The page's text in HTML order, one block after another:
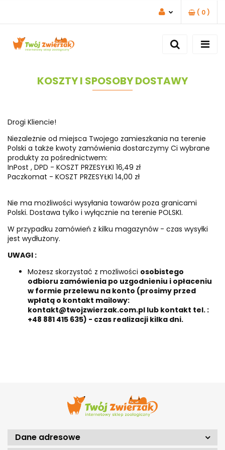
ZALOGUJ SIĘ
( 0 )
KOSZTY I SPOSOBY DOSTAWY
Drogi Kliencie!
Niezależnie od miejsca Twojego zamieszkania na terenie
Polski a także kwoty zamówienia dostarczymy Ci wybrane
produkty za pośrednictwem:
InPost , DPD - KOSZT PRZESYŁKI 16,49 zł
Paczkomat - KOSZT PRZESYŁKI 14,00 zł
Nie ma możliwości wysyłania towarów poza granicami
Polski. Dostawa tylko i wyłącznie na terenie POLSKI.
W przypadku zamówień z kilku magazynów - czas wysyłki
jest wydłużony.
UWAGI :
Możesz skorzystać z możliwości osobistego
odbioru zamówienia po uzgodnieniu i opłaceniu
w formie przelewu na konto (prosimy przed
wpłatą o kontakt mailowy:
kontakt@twojzwierzak.com.pl lub kontakt tel. :
+48 881 415 635) - czas realizacji kilka dni.
Dane adresowe